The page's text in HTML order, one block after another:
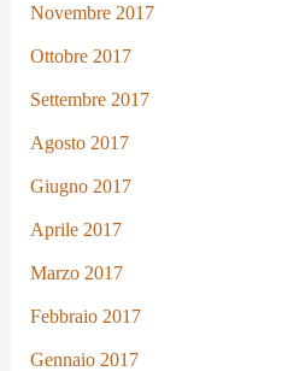
Novembre 2017
Ottobre 2017
Settembre 2017
Agosto 2017
Giugno 2017
Aprile 2017
Marzo 2017
Febbraio 2017
Gennaio 2017